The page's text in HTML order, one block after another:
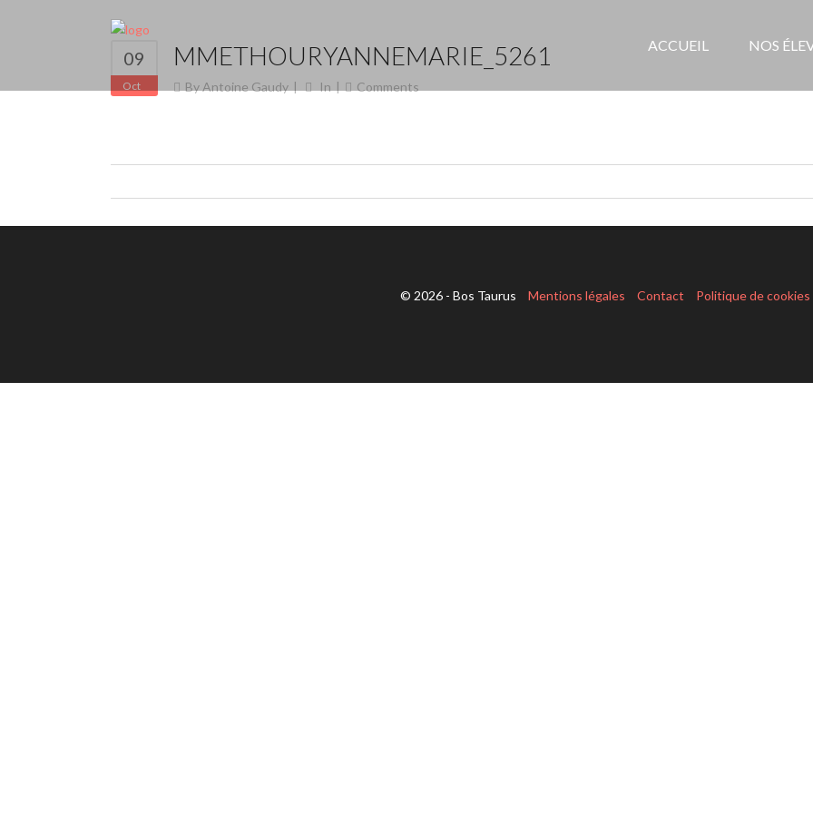
ACCUEIL NOS
09
Oct
MMETHOURYANNEMARIE_5261
By Antoine Gaudy In Comments
© 2026 - Bos Taurus Mentions légales Contact Politique de cookies